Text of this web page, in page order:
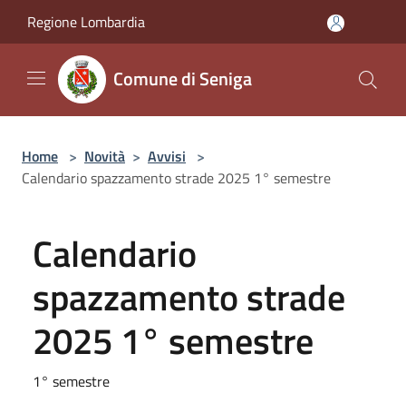
Regione Lombardia
Comune di Seniga
Home > Novità > Avvisi >
Calendario spazzamento strade 2025 1° semestre
Calendario
spazzamento strade
2025 1° semestre
1° semestre